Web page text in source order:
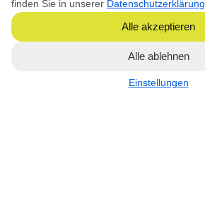
SDI*Score
KSV1870 ESG-Profile
KSV1870 ESG-Monitor
finden Sie in unserer Datenschutzerklärung
Alle akzeptieren
Alle ablehnen
Einstellungen